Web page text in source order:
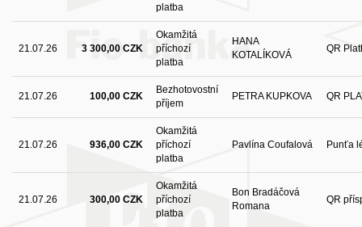
platba
21.07.26 3 300,00 CZK
Okamžitá
příchozí
platba
HANA
KOTALÍKOVÁ
QR
21.07.26 100,00 CZK
Bezhotovostní
příjem
PETRA KUPKOVA QR
21.07.26 936,00 CZK
Okamžitá
příchozí
platba
Pavlína Coufalová Punťa
21.07.26 300,00 CZK
Okamžitá
příchozí
platba
Bon Bradáčová
Romana
QR